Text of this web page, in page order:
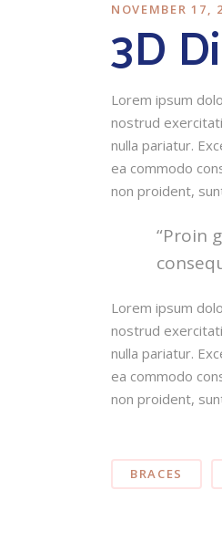
NOVEMBER 17,
3D
Lorem ipsum
nostrud
nulla pariatur.
ea commodo
non proident,
“Proin
Lorem ipsum
nostrud
nulla pariatur.
ea commodo
non proident,
BRACES